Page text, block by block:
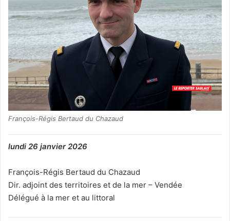
François-Régis Bertaud du Chazaud
lundi 26 janvier 2026
François-Régis Bertaud du Chazaud
Dir. adjoint des territoires et de la mer – Vendée
Délégué à la mer et au littoral